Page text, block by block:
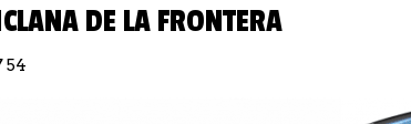
DE LA FRONTERA
54